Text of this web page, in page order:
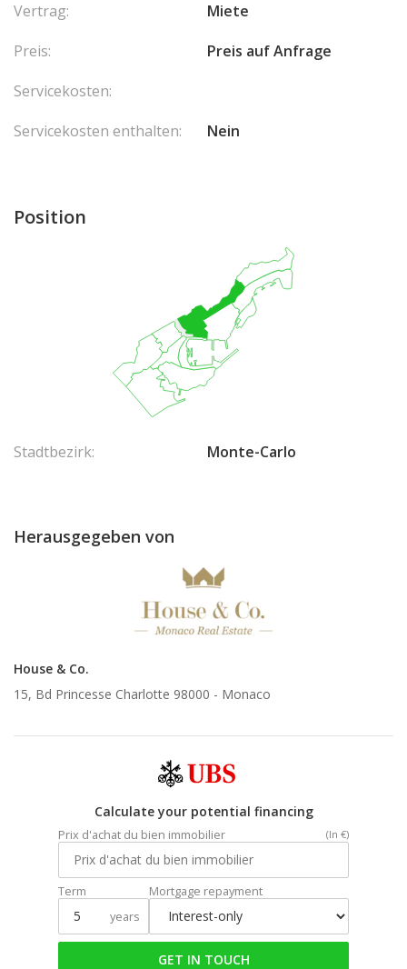
Vertrag:
Miete
Preis:
Preis auf Anfrage
Servicekosten:
Servicekosten enthalten:
Nein
Position
Stadtbezirk: Monte-Carlo
Herausgegeben von
House & Co.
15, Bd Princesse Charlotte 98000 - Monaco
Calculate your potential financing
Prix d'achat du bien immobilier (In €)
Term
years
Mortgage repayment
GET IN TOUCH